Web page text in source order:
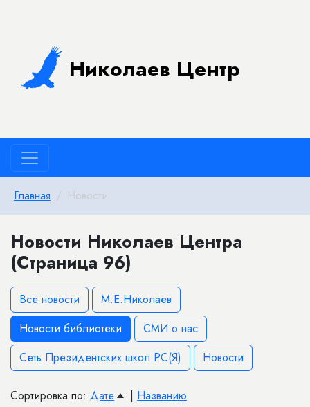
Николаев Центр
Главная Новости
Новости Николаев Центра
(Страница 96)
Все новости
М.Е.Николаев
Новости библиотеки
СМИ о нас
Сеть Президентских школ РС(Я)
Новости
Сортировка по: Дате | Названию